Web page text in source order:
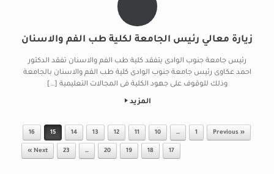
زيارة معالي رئيس الجامعة لكلية طب الفم والاسنان
رئيس جامعة جنوب الوادى يتفقد كلية طب الفم والاسنان تفقد الدكتور
احمد عكاوى رئيس جامعة جنوب الوادى كلية طب الفم والاسنان بالجامعة
وذلك للوقوف على جهود الكلية فى المجالات التعليمية […]
المزيد
Post navigation
« Previous
1
…
10
11
12
13
14
15
16
17
18
19
20
…
23
Next »